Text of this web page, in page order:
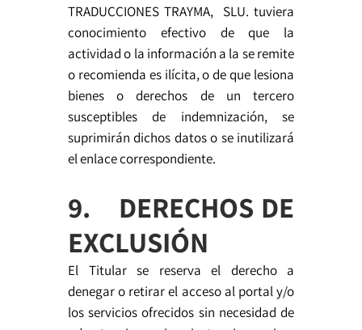
TRADUCCIONES TRAYMA, SLU. tuviera
conocimiento efectivo de que la
actividad o la información a la se remite
o recomienda es ilícita, o de que lesiona
bienes o derechos de un tercero
susceptibles de indemnización, se
suprimirán dichos datos o se inutilizará
el enlace correspondiente.
9. DERECHOS DE
EXCLUSIÓN
El Titular se reserva el derecho a
denegar o retirar el acceso al portal y/o
los servicios ofrecidos sin necesidad de